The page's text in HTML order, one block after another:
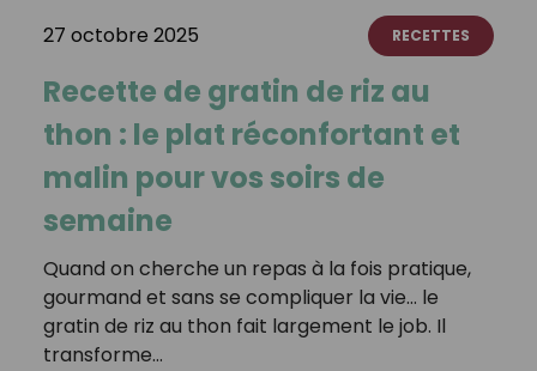
27 octobre 2025 RECETTES
Recette de gratin de riz au
thon : le plat réconfortant et
malin pour vos soirs de
semaine
Quand on cherche un repas à la fois pratique,
gourmand et sans se compliquer la vie… le
gratin de riz au thon fait largement le job. Il
transforme…